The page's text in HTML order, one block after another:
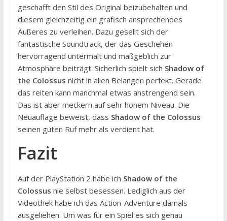
geschafft den Stil des Original beizubehalten und
diesem gleichzeitig ein grafisch ansprechendes
Äußeres zu verleihen. Dazu gesellt sich der
fantastische Soundtrack, der das Geschehen
hervorragend untermalt und maßgeblich zur
Atmosphäre beiträgt. Sicherlich spielt sich Shadow of
the Colossus nicht in allen Belangen perfekt. Gerade
das reiten kann manchmal etwas anstrengend sein.
Das ist aber meckern auf sehr hohem Niveau. Die
Neuauflage beweist, dass Shadow of the Colossus
seinen guten Ruf mehr als verdient hat.
Fazit
Auf der PlayStation 2 habe ich Shadow of the
Colossus nie selbst besessen. Lediglich aus der
Videothek habe ich das Action-Adventure damals
ausgeliehen. Um was für ein Spiel es sich genau